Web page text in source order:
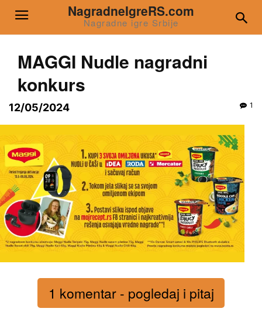
NagradneIgreRS.com
Nagradne igre Srbije
MAGGI Nudle nagradni
konkurs
12/05/2024 1
1 komentar - pogledaj i pitaj